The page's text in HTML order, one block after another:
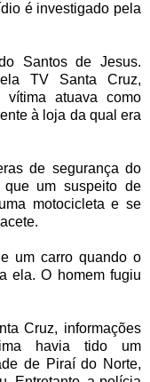
é investigado pela
Santos de Jesus.
TV Santa Cruz,
atuava como
à loja da qual era
de segurança do
um suspeito de
motocicleta e se
um carro quando o
ela. O homem fugiu
Cruz, informações
havia tido um
de Piraí do Norte,